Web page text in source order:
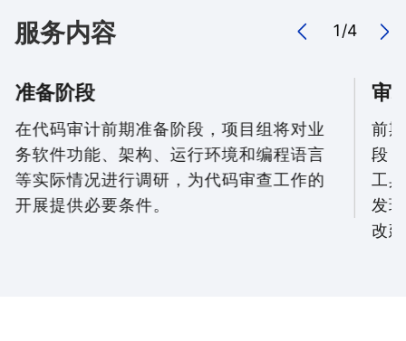
服务内容 1/4
准备阶段
在代码审计前期准备阶段，项目组将对业
务软件功能、架构、运行环境和编程语言
等实际情况进行调研，为代码审查工作的
开展提供必要条件。
审
前
段
工
发
改